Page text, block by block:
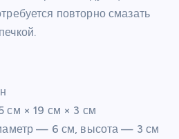
повторно смазать
см × 19 см × 3 см
— 6 см, высота — 3 см